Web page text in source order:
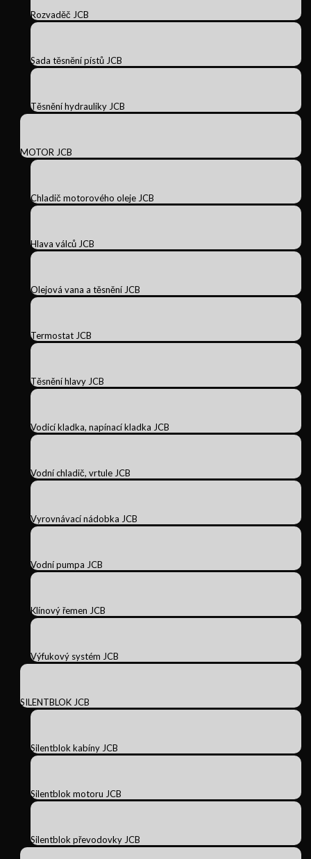
Rozvaděč JCB
Sada těsnění pístů JCB
Těsnění hydrauliky JCB
MOTOR JCB
Chladič motorového oleje JCB
Hlava válců JCB
Olejová vana a těsnění JCB
Termostat JCB
Těsnění hlavy JCB
Vodicí kladka, napínací kladka JCB
Vodní chladič, vrtule JCB
Vyrovnávací nádobka JCB
Vodní pumpa JCB
Klínový řemen JCB
Výfukový systém JCB
SILENTBLOK JCB
Silentblok kabíny JCB
Silentblok motoru JCB
Silentblok převodovky JCB